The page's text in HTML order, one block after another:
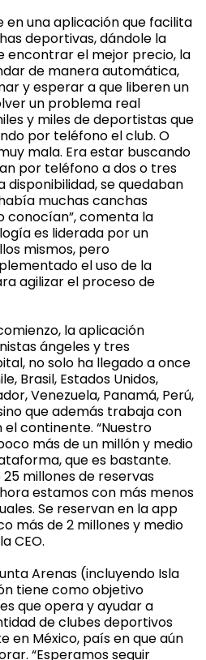
una aplicación que facilita
deportivas, dándole la
encontrar el mejor precio, la
de manera automática,
y esperar a que liberen un
un problema real
y miles de deportistas que
por teléfono el club. O
mala. Era estar buscando
por teléfono a dos o tres
disponibilidad, se quedaban
muchas canchas
conocían”, comenta la
es liderada por un
mismos, pero
el uso de la
agilizar el proceso de
la aplicación
ángeles y tres
no solo ha llegado a once
Brasil, Estados Unidos,
Venezuela, Panamá, Perú,
que además trabaja con
continente. “Nuestro
más de un millón y medio
que es bastante.
millones de reservas
estamos con más menos
Se reservan en la app
más de 2 millones y medio
CEO.
Arenas (incluyendo Isla
tiene como objetivo
que opera y ayudar a
de clubes deportivos
en México, país en que aún
“Esperamos seguir